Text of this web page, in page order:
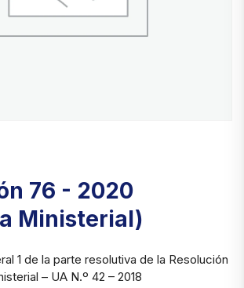
76 - 2020
Ministerial)
1 de la parte resolutiva de la Resolución
– UA N.º 42 – 2018